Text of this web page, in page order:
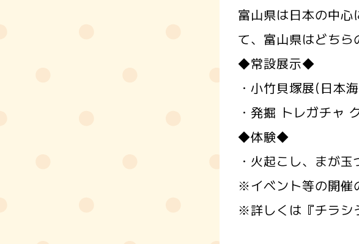
富山県は日本の中
て、富山県はどちら
◆常設展示◆
・小竹貝塚展(日本
・発掘 トレガチャ
◆体験◆
・火起こし、まが玉
※イベント等の開催
※詳しくは『チラシ